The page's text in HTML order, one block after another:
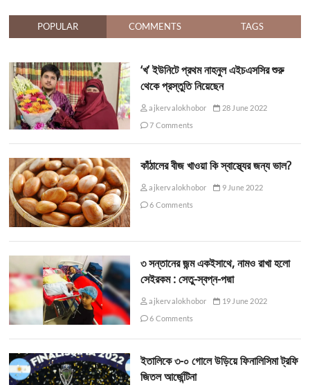
POPULAR COMMENTS TAGS
‘খ’ ইউনিটে প্রথম নাহনুল এইচএসসির শুরু
থেকে প্রস্তুতি নিয়েছেন
ajkervalokhobor
28 June 2022
7 Comments
কাঁঠালের বীজ খাওয়া কি স্বাস্থ্যের জন্য ভাল?
ajkervalokhobor
9 June 2022
6 Comments
৩ সন্তানের জন্ম একইসাথে, নামও রাখা হলো
সেইরকম : সেতু-স্বপ্ন-পদ্মা
ajkervalokhobor
19 June 2022
6 Comments
ইতালিকে ৩-০ গোলে উড়িয়ে ফিনালিসিমা ট্রফি
জিতল আর্জেন্টিনা